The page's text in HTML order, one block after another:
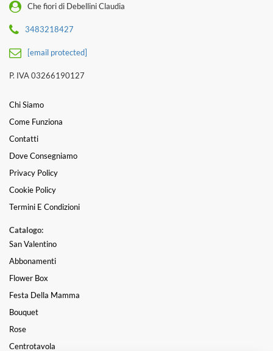
Che fiori di Debellini Claudia
3483218427
[email protected]
P. IVA 03266190127
Chi Siamo
Come Funziona
Contatti
Dove Consegniamo
Privacy Policy
Cookie Policy
Termini E Condizioni
Catalogo:
San Valentino
Abbonamenti
Flower Box
Festa Della Mamma
Bouquet
Rose
Centrotavola